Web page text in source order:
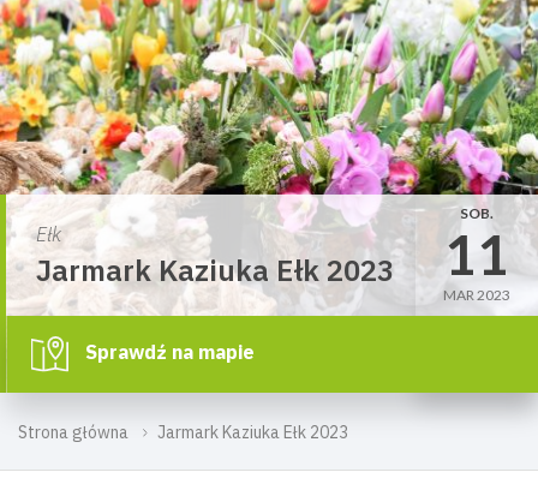
Strona główna Jarmark Kaziuka Ełk 2023
Ełk
Jarmark Kaziuka Ełk 2023
SOB.
11
MAR 2023
Sprawdź na mapie